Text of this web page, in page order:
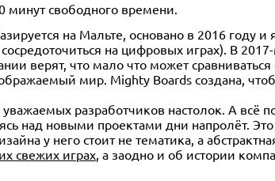
минут свободного времени.
на Мальте, основано в 2016 году
на цифровых играх). В
верят, что мало что может
мир. Mighty Boards создана,
разработчиков настолок. А всё
над новыми проектами дни напролёт.
у него стоит не тематика, а
свежих играх, а заодно и об истории